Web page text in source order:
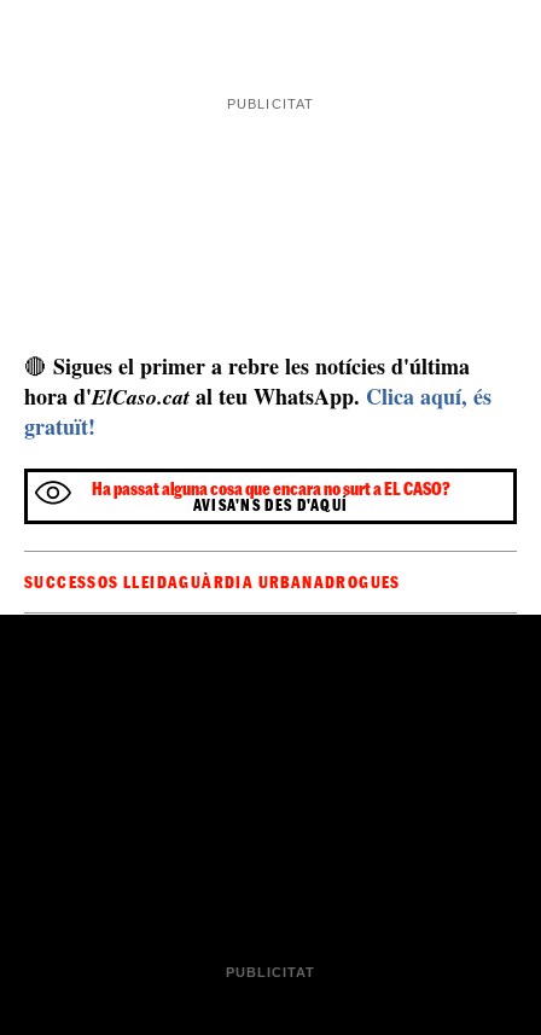
🔴 Sigues el primer a rebre les notícies d'última
hora d'ElCaso.cat al teu WhatsApp. Clica aquí, és
gratuït!
Ha passat alguna cosa que encara no surt a EL CASO?
AVISA'NS DES D'AQUÍ
SUCCESSOS LLEIDAGUÀRDIA URBANADROGUES